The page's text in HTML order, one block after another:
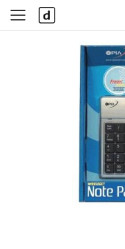
사
이
다
나
와